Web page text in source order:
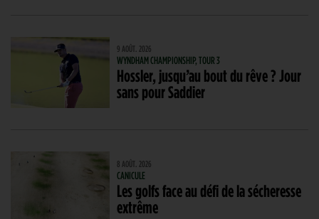
9 AOÛT. 2026
WYNDHAM CHAMPIONSHIP, TOUR 3
Hossler, jusqu’au bout du rêve ? Jour
sans pour Saddier
8 AOÛT. 2026
CANICULE
Les golfs face au défi de la sécheresse
extrême